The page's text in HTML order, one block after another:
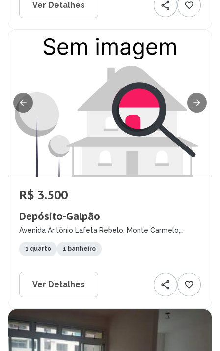
Ver Detalhes
R$ 3.500
Depósito-Galpão
Avenida Antônio Lafeta Rebelo, Monte Carmelo,
1 quarto 1 banheiro
Ver Detalhes